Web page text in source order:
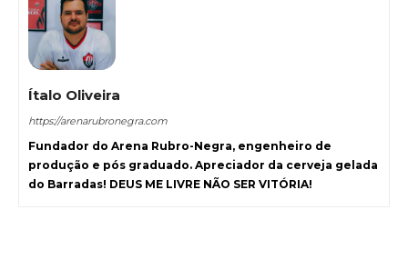
Ítalo Oliveira
https://arenarubronegra.com
Fundador do Arena Rubro-Negra, engenheiro de
produção e pós graduado. Apreciador da cerveja gelada
do Barradas! DEUS ME LIVRE NÃO SER VITÓRIA!